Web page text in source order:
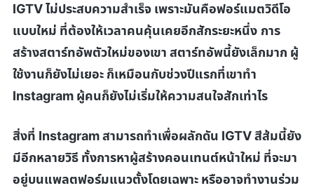
IGTVไม่ประสบความสำเร็จ เพราะมันคือฟอร์แมตวิดีโอ
แบบใหม่ ที่ต้องให้เวลาคนคุ้นเคยอีกสักระยะหนึ่ง การ
สร้างสตาร์ทอัพตัวใหม่ของเขา สตาร์ทอัพนี้ยังเล็กมาก ผู้
ใช้งานก็ยังไม่เยอะ ก็เหมือนกับช่วงปีแรกที่เขาทำ
Instagram ผู้คนก็ยังไม่เริ่มให้ความสนใจสักเท่าไร
สิ่งที่ Instagramสามารถทำเพื่อผลักดัน IGTVสีส้มนี้ยัง
มีอีกหลายวิธี ทั้งการหาผู้สร้างคอนเทนต์หน้าใหม่ ที่จะมา
อยู่บนแพลตฟอร์มแนวตั้งโดยเฉพาะ หรืออาจทำงานร่วม